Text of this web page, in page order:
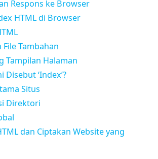
Respons ke Browser
HTML di Browser
Tambahan
Tampilan Halaman
Disebut ‘Index’?
Situs
Direktori
dan Ciptakan Website yang